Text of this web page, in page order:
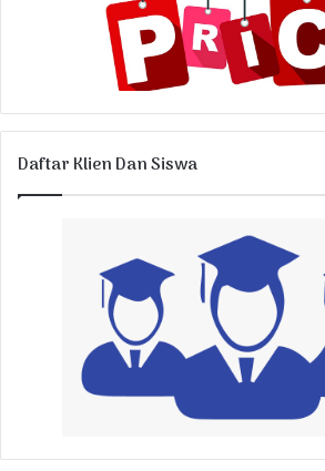
Daftar Klien Dan Siswa